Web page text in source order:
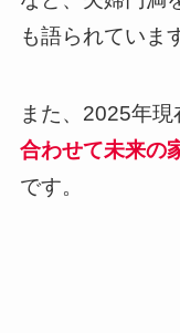
も語られていま
また、2025年現
合わせて未来の
です。